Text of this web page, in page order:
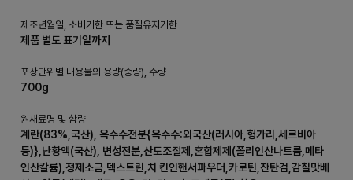
제조년월일, 소비기한 또는 품질유지기한
제품 별도 표기일까지
포장단위별 내용물의 용량(중량), 수량
700g
원재료명 및 함량
계란(83%,국산), 옥수수전분{옥수수:외국산(러시아,헝가리,세르비아
등)},난황액(국산), 변성전분,산도조절제,혼합제제(폴리인산나트륨,메타
인산칼륨),정제소금,덱스트린,치 킨인핸서파우더,카로틴,잔탄검,감칠맛베